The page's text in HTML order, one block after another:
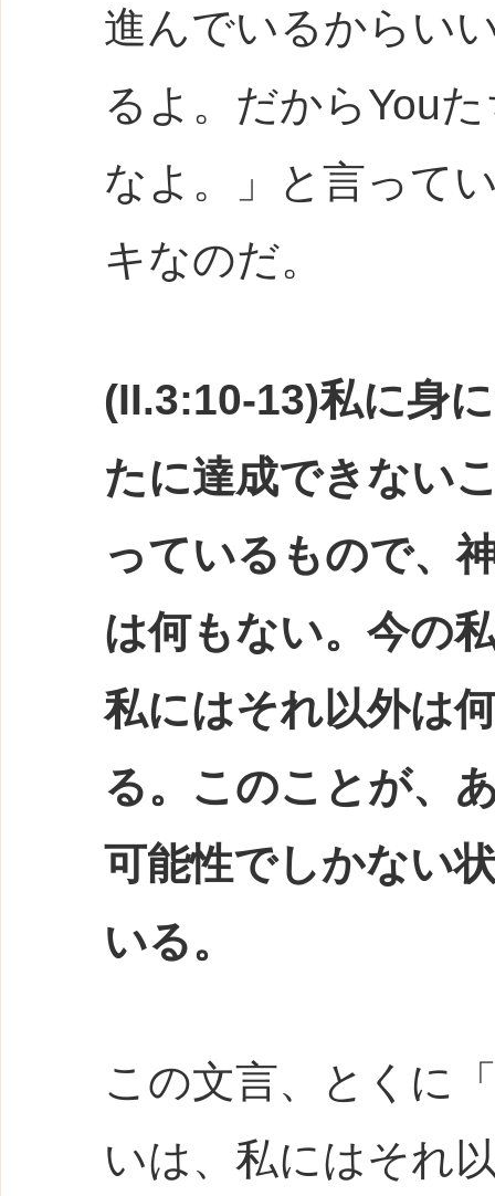
進んでいるからい
るよ。だからYou
なよ。」と言って
キなのだ。
(II.3:10-13)私に身
たに達成できない
っているもので、
は何もない。今の
私にはそれ以外は
る。このことが、
可能性でしかない
いる。
この文言、とくに
いは、私にはそれ